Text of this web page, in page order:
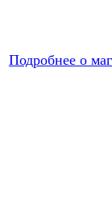
Подробнее о